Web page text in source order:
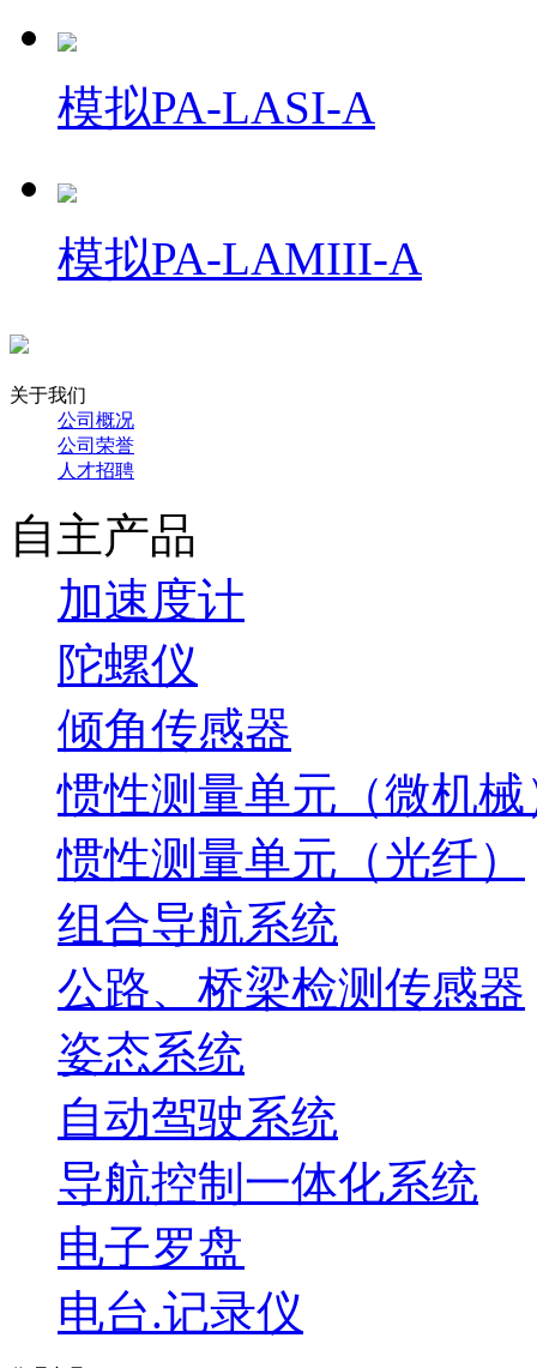
模拟PA-LASI-A
模拟PA-LAMIII-A
关于我们
公司概况
公司荣誉
人才招聘
自主产品
加速度计
陀螺仪
倾角传感器
惯性测量单元（微机械
惯性测量单元（光纤）
组合导航系统
公路、桥梁检测传感器
姿态系统
自动驾驶系统
导航控制一体化系统
电子罗盘
电台.记录仪